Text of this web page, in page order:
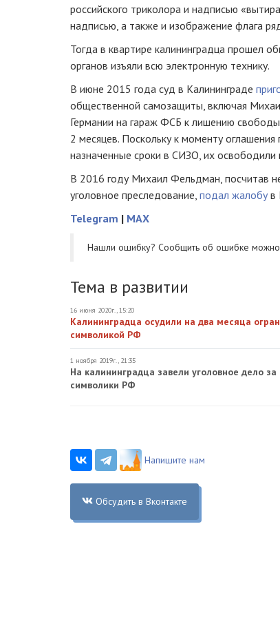
российского триколора и надписью
надписью, а также и изображение флага
Тогда в квартире калининградца прошел
органов изъяли всю электронную технику.
В июне 2015 года суд в Калининграде
общественной самозащиты, включая
Германии на гараж ФСБ к лишению
2 месяцев. Поскольку к моменту
назначенные сроки в СИЗО, их освободили
В 2016 году Михаил Фельдман, посчитав
уголовное преследование, подал жалобув
Telegram | MAX
Нашли ошибку? Cообщить об ошибке
Тема в развитии
16 июня 2020г., 15:20
Калининградца осудили на два месяца
символикой РФ
1 ноября 2019г., 21:35
На калининградца завели уголовное дело
символики РФ
Напишите нам
Обсудить в Вконтакте